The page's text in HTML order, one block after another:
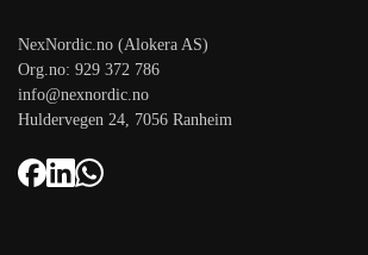
NexNordic.no (Alokera AS)
Org.no: 929 372 786
info@nexnordic.no
Huldervegen 24, 7056 Ranheim